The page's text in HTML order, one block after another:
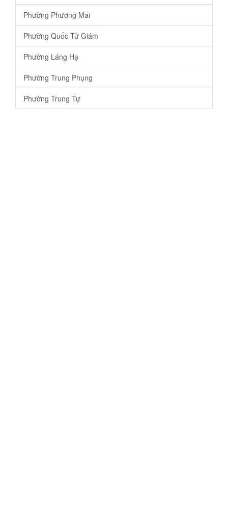
Phường Phương Mai
Phường Quốc Tử Giám
Phường Láng Hạ
Phường Trung Phụng
Phường Trung Tự